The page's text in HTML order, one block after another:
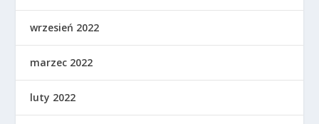
wrzesień 2022
marzec 2022
luty 2022